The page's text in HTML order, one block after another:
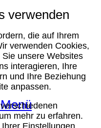
Menü
verwenden
die auf Ihrem
verwenden Cookies,
unsere Websites
interagieren, Ihre
und Ihre Beziehung
anpassen.
mehr zu erfahren.
Einstellungen